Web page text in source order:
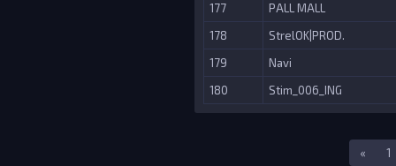
177
PALL MALL
178
StrelOK|PROD.
179
Navi
180
Stim_006_ING
« 1